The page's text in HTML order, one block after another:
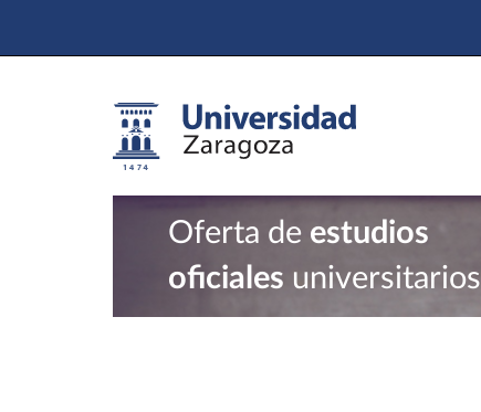
Oferta de estudios
oficiales universitarios